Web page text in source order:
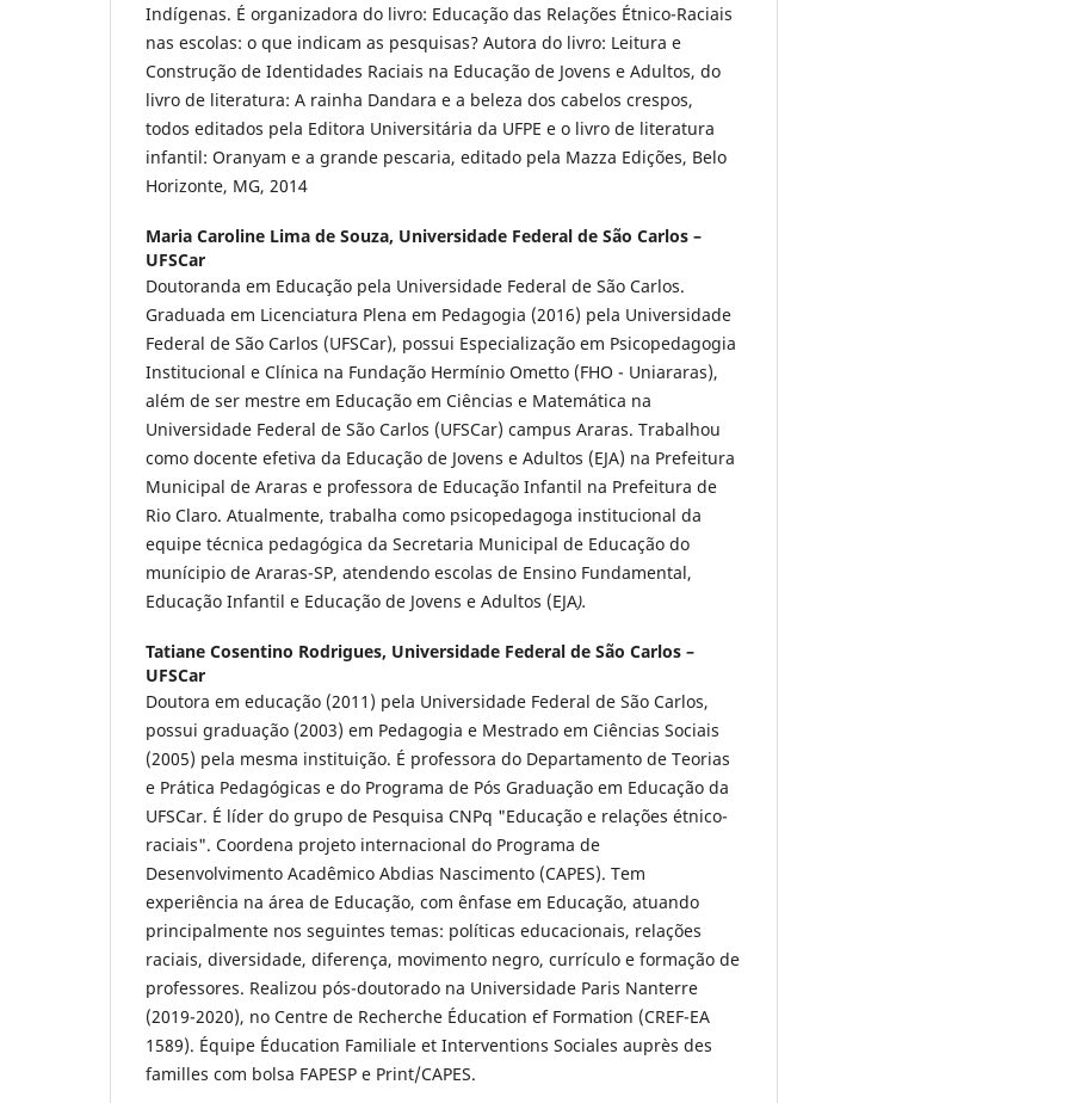
Indígenas. É organizadora do livro: Educação das Relações Étnico-Raciais
nas escolas: o que indicam as pesquisas? Autora do livro: Leitura e
Construção de Identidades Raciais na Educação de Jovens e Adultos, do
livro de literatura: A rainha Dandara e a beleza dos cabelos crespos,
todos editados pela Editora Universitária da UFPE e o livro de literatura
infantil: Oranyam e a grande pescaria, editado pela Mazza Edições, Belo
Horizonte, MG, 2014
Maria Caroline Lima de Souza, Universidade Federal de São Carlos –
UFSCar
Doutoranda em Educação pela Universidade Federal de São Carlos.
Graduada em Licenciatura Plena em Pedagogia (2016) pela Universidade
Federal de São Carlos (UFSCar), possui Especialização em Psicopedagogia
Institucional e Clínica na Fundação Hermínio Ometto (FHO - Uniararas),
além de ser mestre em Educação em Ciências e Matemática na
Universidade Federal de São Carlos (UFSCar) campus Araras. Trabalhou
como docente efetiva da Educação de Jovens e Adultos (EJA) na Prefeitura
Municipal de Araras e professora de Educação Infantil na Prefeitura de
Rio Claro. Atualmente, trabalha como psicopedagoga institucional da
equipe técnica pedagógica da Secretaria Municipal de Educação do
munícipio de Araras-SP, atendendo escolas de Ensino Fundamental,
Educação Infantil e Educação de Jovens e Adultos (EJA).
Tatiane Cosentino Rodrigues, Universidade Federal de São Carlos –
UFSCar
Doutora em educação (2011) pela Universidade Federal de São Carlos,
possui graduação (2003) em Pedagogia e Mestrado em Ciências Sociais
(2005) pela mesma instituição. É professora do Departamento de Teorias
e Prática Pedagógicas e do Programa de Pós Graduação em Educação da
UFSCar. É líder do grupo de Pesquisa CNPq "Educação e relações étnico-
raciais". Coordena projeto internacional do Programa de
Desenvolvimento Acadêmico Abdias Nascimento (CAPES). Tem
experiência na área de Educação, com ênfase em Educação, atuando
principalmente nos seguintes temas: políticas educacionais, relações
raciais, diversidade, diferença, movimento negro, currículo e formação de
professores. Realizou pós-doutorado na Universidade Paris Nanterre
(2019-2020), no Centre de Recherche Éducation ef Formation (CREF-EA
1589). Équipe Éducation Familiale et Interventions Sociales auprès des
familles com bolsa FAPESP e Print/CAPES.